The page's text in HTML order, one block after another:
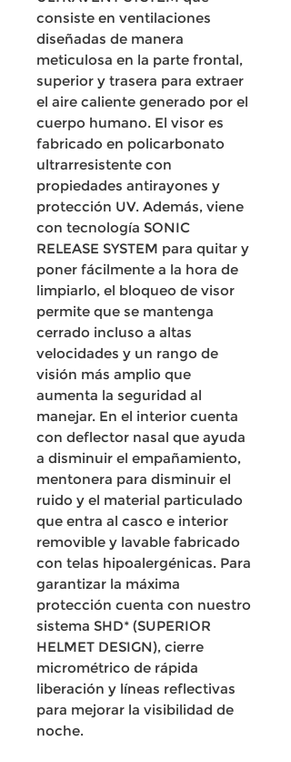
consiste en ventilaciones
diseñadas de manera
meticulosa en la parte frontal,
superior y trasera para extraer
el aire caliente generado por el
cuerpo humano. El visor es
fabricado en policarbonato
ultrarresistente con
propiedades antirayones y
protección UV. Además, viene
con tecnología SONIC
RELEASE SYSTEM para quitar y
poner fácilmente a la hora de
limpiarlo, el bloqueo de visor
permite que se mantenga
cerrado incluso a altas
velocidades y un rango de
visión más amplio que
aumenta la seguridad al
manejar. En el interior cuenta
con deflector nasal que ayuda
a disminuir el empañamiento,
mentonera para disminuir el
ruido y el material particulado
que entra al casco e interior
removible y lavable fabricado
con telas hipoalergénicas. Para
garantizar la máxima
protección cuenta con nuestro
sistema SHD* (SUPERIOR
HELMET DESIGN), cierre
micrométrico de rápida
liberación y líneas reflectivas
para mejorar la visibilidad de
noche.